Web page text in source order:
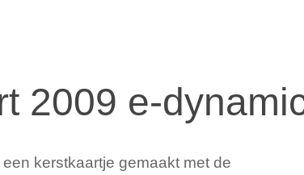
2009 e-
kerstkaartje gemaakt met de